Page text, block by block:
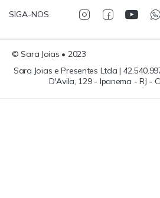
SIGA-NOS
© Sara Joias • 2023
Sara Joias e Presentes Ltda |
D'Avila, 129 - Ipanema - RJ -